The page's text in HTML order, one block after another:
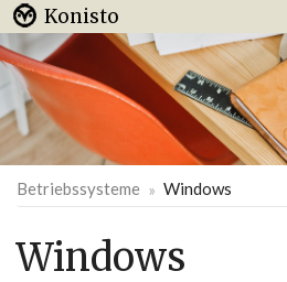
Konisto
Arbeit & Karriere
Internet
Urlaub & Reisen
Betriebssysteme Windows
Windows